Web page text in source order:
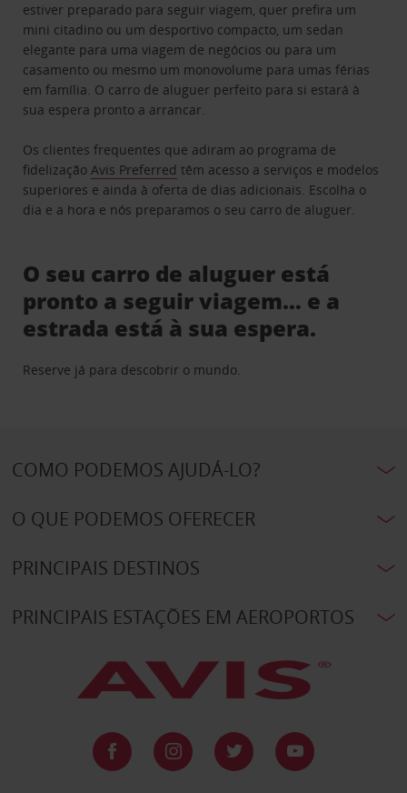
estiver preparado para seguir viagem, quer prefira um
mini citadino ou um desportivo compacto, um sedan
elegante para uma viagem de negócios ou para um
casamento ou mesmo um monovolume para umas férias
em família. O carro de aluguer perfeito para si estará à
sua espera pronto a arrancar.
Os clientes frequentes que adiram ao programa de
fidelizaçãoAvis Preferred têm acesso a serviços e modelos
superiores e ainda à oferta de dias adicionais. Escolha o
dia e a hora e nós preparamos o seu carro de aluguer.
O seu carro de aluguer está
pronto a seguir viagem… e a
estrada está à sua espera.
Reserve já para descobrir o mundo.
COMO PODEMOS AJUDÁ-LO?
O QUE PODEMOS OFERECER
PRINCIPAIS DESTINOS
PRINCIPAIS ESTAÇÕES EM AEROPORTOS